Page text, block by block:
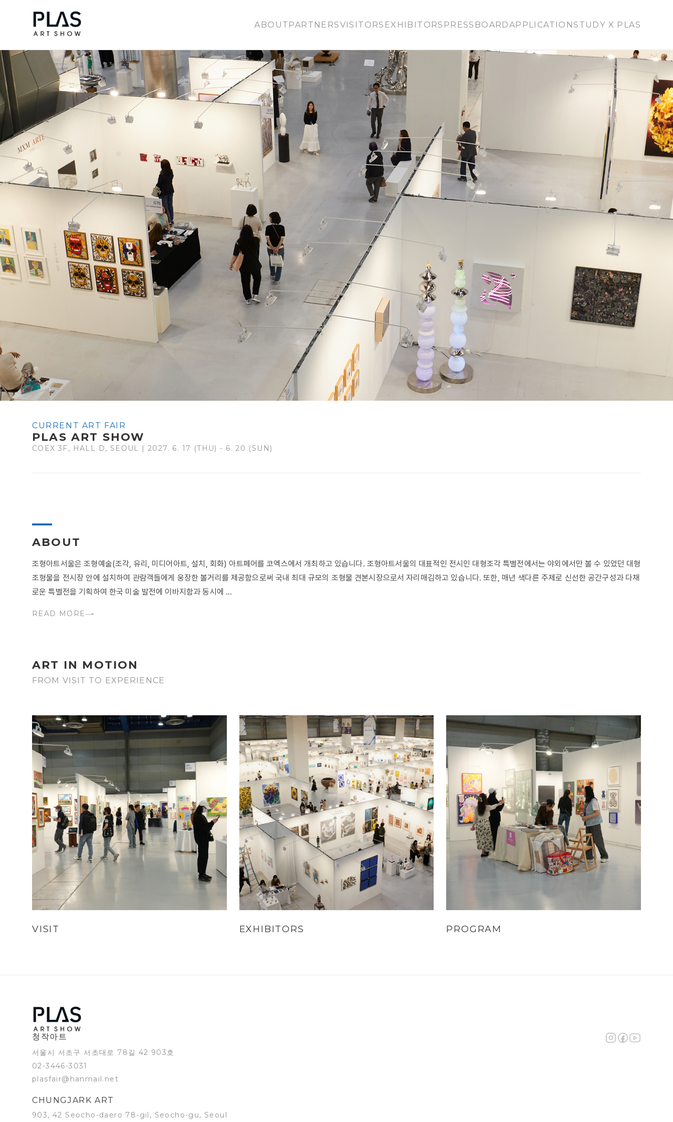
ABOUT PARTNERSVISITORS EXHIBITORS PRESS BOARDAPPLICATIONSTUDY X PLAS
CURRENT ART FAIR
PLAS ART SHOW
COEX 3F, HALL D, SEOUL | 2027. 6. 17 (THU) - 6. 20 (SUN)
ABOUT
조형아트서울은 조형예술(조각, 유리, 미디어아트, 설치, 회화) 아트페어를 코엑스에서 개최하고 있습니다. 조형아트서울의 대표적인 전시인 대형조각 특별전에서는 야외에서만 볼 수 있었던 대형
조형물을 전시장 안에 설치하여 관람객들에게 웅장한 볼거리를 제공함으로써 국내 최대 규모의 조형물 견본시장으로서 자리매김하고 있습니다. 또한, 매년 색다른 주제로 신선한 공간구성과 다채
로운 특별전을 기획하여 한국 미술 발전에 이바지함과 동시에 ...
READ MORE
ART IN MOTION
FROM VISIT TO EXPERIENCE
VISIT EXHIBITORS PROGRAM
청작아트
서울시 서초구 서초대로 78길 42 903호
02-3446-3031
plasfair@hanmail.net
CHUNGJARK ART
903, 42 Seocho-daero 78-gil, Seocho-gu, Seoul